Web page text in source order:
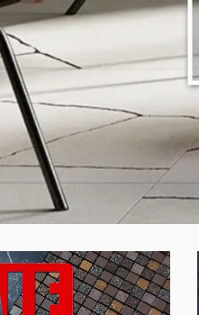
Мировое признание
Посмотреть